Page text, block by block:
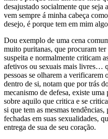
desajustado socialmente que
vem sempre á minha cabeça
desejo, é porque tem em mim
Dou exemplo de uma cena
muito puritanas, que procuram
suspeita e normalmente criticam
afetivos ou sexuais mais livres…
pessoas se olharem a verificarem
dentro de si, notam que por trás
mecanismo de defesa, existe
sobre aquilo que critica e se
si que tem as mesmas
fechadas em suas sexualidades,
entrega de sua de seu coração.